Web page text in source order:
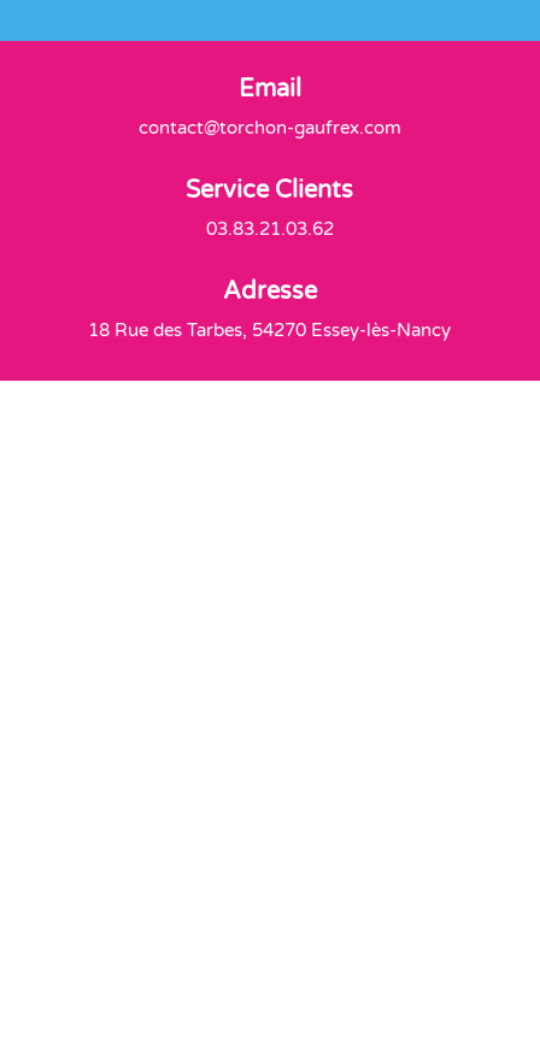
Email
contact@torchon-gaufrex.com
Service Clients
03.83.21.03.62
Adresse
18 Rue des Tarbes, 54270 Essey-lès-Nancy